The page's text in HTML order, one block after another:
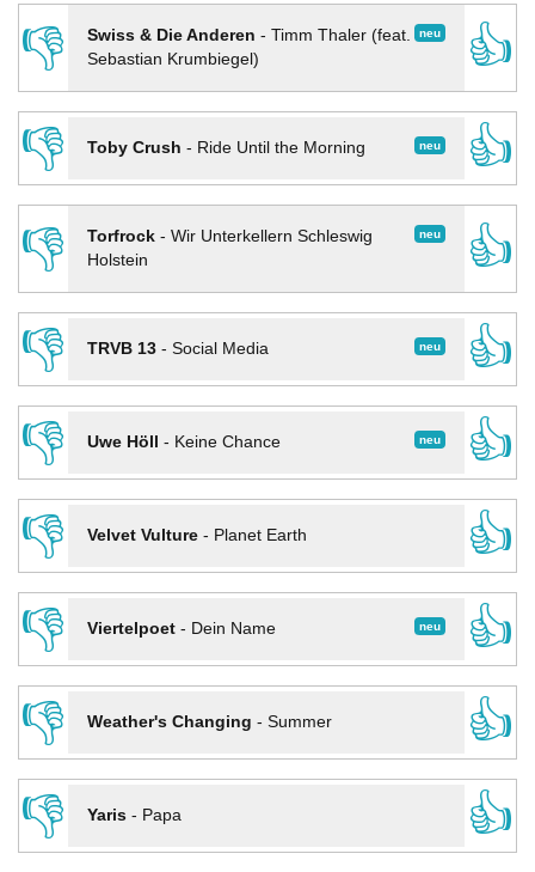
👎
neu
Swiss & Die Anderen - Timm Thaler (feat.
Sebastian Krumbiegel)
👍
👎
neu
Toby Crush - Ride Until the Morning
👍
👎
neu
Torfrock- Wir Unterkellern Schleswig
Holstein
👍
👎
neu
TRVB 13- Social Media
👍
👎
neu
Uwe Höll - Keine Chance
👍
👎
Velvet Vulture- Planet Earth
👍
👎
neu
Viertelpoet- Dein Name
👍
👎
Weather's Changing - Summer
👍
👎
Yaris- Papa 👍